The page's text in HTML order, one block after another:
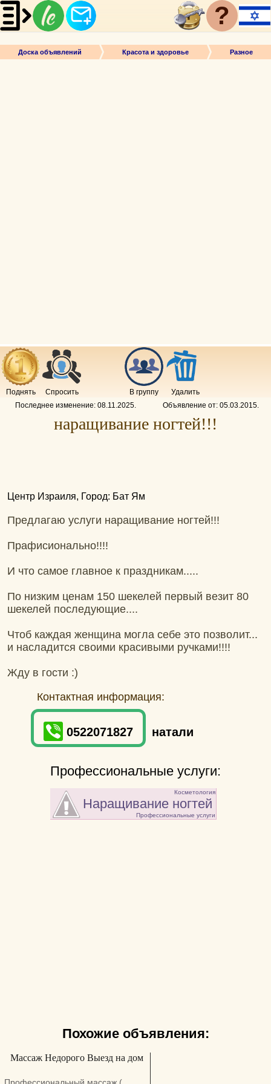
?
Доска объявлений Красота и здоровье Разное
Поднять Спросить В группу
Удалить
Последнее изменение: 08.11.2025. Объявление от: 05.03.2015.
наращивание ногтей!!!
Центр Израиля, Город: Бат Ям
Предлагаю услуги наращивание ногтей!!!
Прафисионально!!!!
И что самое главное к праздникам.....
По низким ценам 150 шекелей первый везит 80
шекелей последующие....
Чтоб каждая женщина могла себе это позволит...
и насладится своими красивыми ручками!!!!
Жду в гости :)
Контактная информация:
0522071827 натали
Профессиональные услуги:
Профессиональные услуги
Косметология
Наращивание ногтей
Похожие объявления:
Массаж Недорого Выезд на дом